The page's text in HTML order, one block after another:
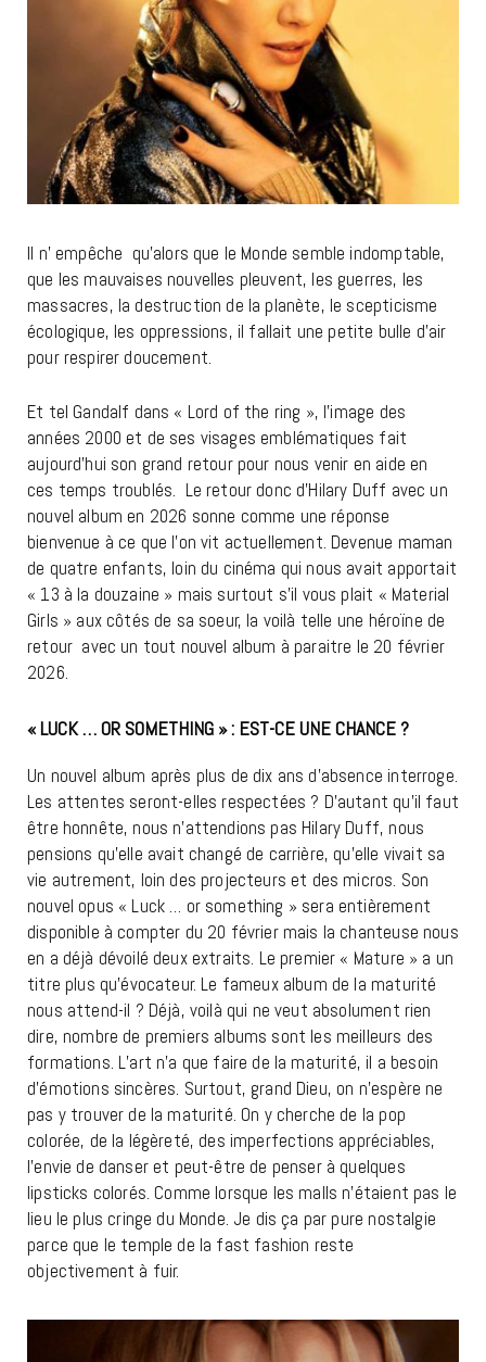
Il n’ empêche qu’alors que le Monde semble indomptable,
que les mauvaises nouvelles pleuvent, les guerres, les
massacres, la destruction de la planète, le scepticisme
écologique, les oppressions, il fallait une petite bulle d’air
pour respirer doucement.
Et tel Gandalf dans « Lord of the ring », l’image des
années 2000 et de ses visages emblématiques fait
aujourd’hui son grand retour pour nous venir en aide en
ces temps troublés. Le retour donc d’Hilary Duff avec un
nouvel album en 2026 sonne comme une réponse
bienvenue à ce que l’on vit actuellement. Devenue maman
de quatre enfants, loin du cinéma qui nous avait apportait
« 13 à la douzaine » mais surtout s’il vous plait « Material
Girls » aux côtés de sa soeur, la voilà telle une héroïne de
retour avec un tout nouvel album à paraitre le 20 février
2026.
« LUCK … OR SOMETHING » : EST-CE UNE CHANCE ?
Un nouvel album après plus de dix ans d’absence interroge.
Les attentes seront-elles respectées ? D’autant qu’il faut
être honnête, nous n’attendions pas Hilary Duff, nous
pensions qu’elle avait changé de carrière, qu’elle vivait sa
vie autrement, loin des projecteurs et des micros. Son
nouvel opus « Luck … or something » sera entièrement
disponible à compter du 20 février mais la chanteuse nous
en a déjà dévoilé deux extraits. Le premier « Mature » a un
titre plus qu’évocateur. Le fameux album de la maturité
nous attend-il ? Déjà, voilà qui ne veut absolument rien
dire, nombre de premiers albums sont les meilleurs des
formations. L’art n’a que faire de la maturité, il a besoin
d’émotions sincères. Surtout, grand Dieu, on n’espère ne
pas y trouver de la maturité. On y cherche de la pop
colorée, de la légèreté, des imperfections appréciables,
l’envie de danser et peut-être de penser à quelques
lipsticks colorés. Comme lorsque les malls n’étaient pas le
lieu le plus cringe du Monde. Je dis ça par pure nostalgie
parce que le temple de la fast fashion reste
objectivement à fuir.